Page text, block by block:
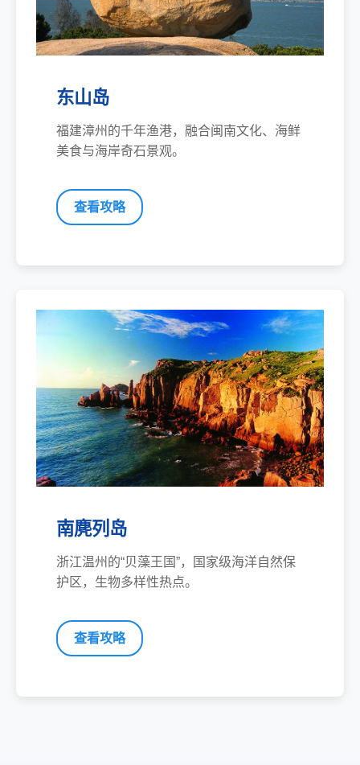
东山岛
福建漳州的千年渔港，融合闽南文化、海鲜
美食与海岸奇石景观。
查看攻略
南麂列岛
浙江温州的“贝藻王国”，国家级海洋自然保
护区，生物多样性热点。
查看攻略